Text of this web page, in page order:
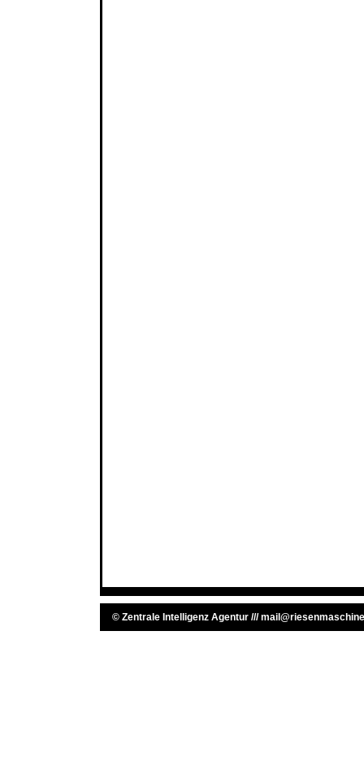
© Zentrale Intelligenz Agentur ///